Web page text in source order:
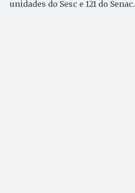
unidades do Sesc e 121 do Senac.